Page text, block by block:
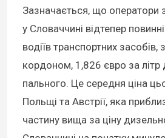
Зазначається, що оператори
у Словаччині відтепер
водіїв транспортних засобів,
кордоном, 1,826 євро за літр
пального. Це середня ціна
Польщі та Австрії, яка
частину вища за ціну